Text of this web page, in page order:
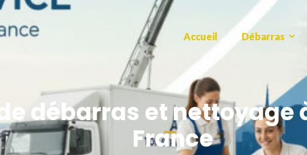
Accueil Débarras
débarras et nettoyage
France